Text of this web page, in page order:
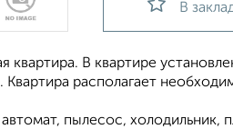
В
квартира. В квартире
располагает
пылесос, холодильник,